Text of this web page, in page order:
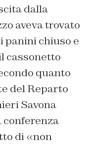
dalla
aveva trovato
panini chiuso e
cassonetto
quanto
del Reparto
Savona
conferenza
di «non